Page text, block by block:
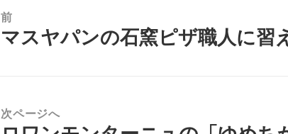
前
前
マスヤパンの石窯ピザ職人に習
次ページへ